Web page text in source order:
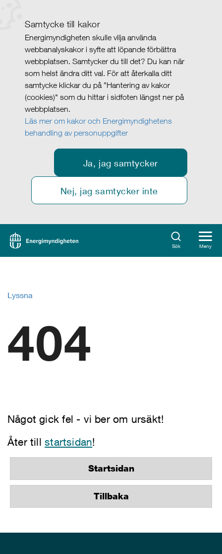
Samtycke till kakor
Energimyndigheten skulle vilja använda
webbanalyskakor i syfte att löpande förbättra
webbplatsen. Samtycker du till det? Du kan när
som helst ändra ditt val. För att återkalla ditt
samtycke klickar du på ”Hantering av kakor
(cookies)" som du hittar i sidfoten längst ner på
webbplatsen.
Läs mer om kakor och Energimyndighetens
behandling av personuppgifter
Ja, jag samtycker
Nej, jag samtycker inte
Sök Meny
Lyssna
404
Något gick fel - vi ber om ursäkt!
Åter tillstartsidan!
Startsidan
Tillbaka